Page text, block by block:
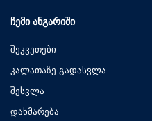
ᲩᲔᲛᲘ ᲐᲜᲒᲐᲠᲘᲨᲘ
შეკვეთები
კალათაზე გადასვლა
შესვლა
დახმარება